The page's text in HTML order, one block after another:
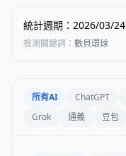
統計週期 ： 2026/03/24
檢測關鍵詞 ： 數貝環球
所有AI ChatGPT
Grok
通義 豆包